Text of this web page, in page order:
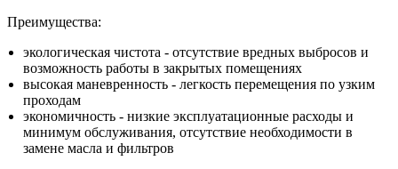
Преимущества:
экологическая чистота - отсутствие вредных выбросов и
возможность работы в закрытых помещениях
высокая маневренность - легкость перемещения по узким
проходам
экономичность - низкие эксплуатационные расходы и
минимум обслуживания, отсутствие необходимости в
замене масла и фильтров